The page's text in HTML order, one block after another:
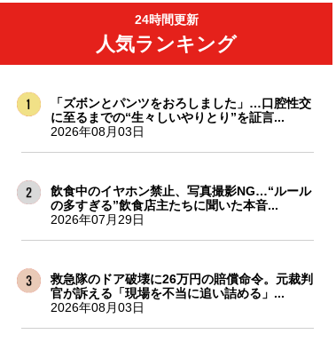
24時間更新
人気ランキング
「ズボンとパンツをおろしました」…口腔性交
に至るまでの“生々しいやりとり”を証言...
2026年08月03日
飲食中のイヤホン禁止、写真撮影NG…“ルール
の多すぎる”飲食店主たちに聞いた本音...
2026年07月29日
救急隊のドア破壊に26万円の賠償命令。元裁判
官が訴える「現場を不当に追い詰める」...
2026年08月03日